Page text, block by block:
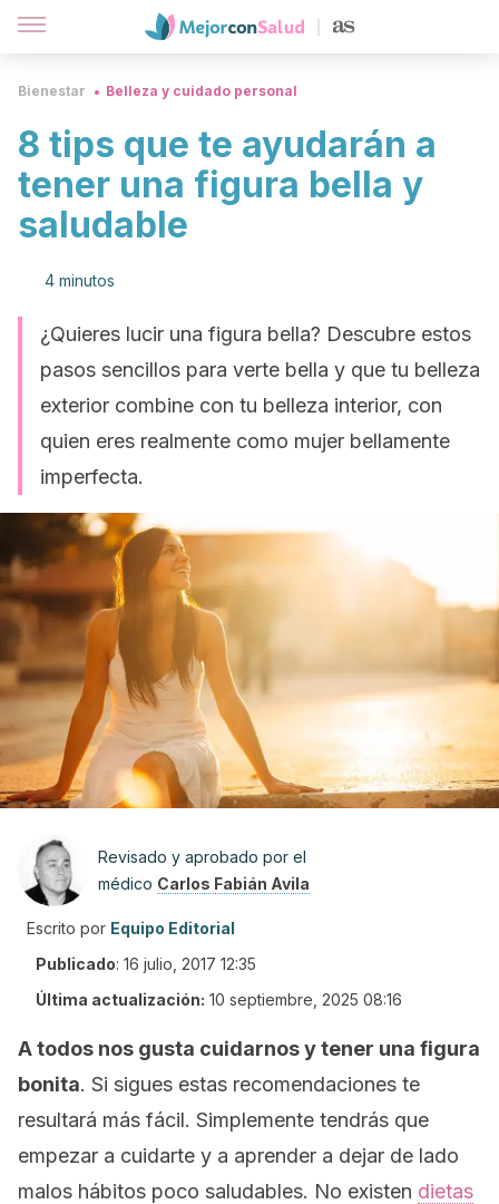
Bienestar Belleza y cuidado personal
8 tips que te ayudarán a
tener una figura bella y
saludable
4 minutos
¿Quieres lucir una figura bella? Descubre estos
pasos sencillos para verte bella y que tu belleza
exterior combine con tu belleza interior, con
quien eres realmente como mujer bellamente
imperfecta.
Revisado y aprobado por el
médico Carlos Fabián Avila
Escrito por Equipo Editorial
Publicado: 16 julio, 2017 12:35
Última actualización: 10 septiembre, 2025 08:16
A todos nos gusta cuidarnos y tener una figura
bonita. Si sigues estas recomendaciones te
resultará más fácil. Simplemente tendrás que
empezar a cuidarte y a aprender a dejar de lado
malos hábitos poco saludables. No existen dietas